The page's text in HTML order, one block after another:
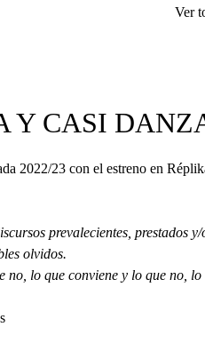
Ver
Y CASI
2022/23 con el estreno en
prevalecientes, prestados y/
olvidos.
lo que conviene y lo que no, lo